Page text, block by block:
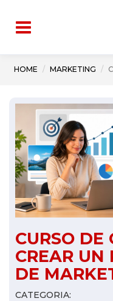
HOME MARKETING
CURSO DE
CREAR UN
DE
CATEGORIA: